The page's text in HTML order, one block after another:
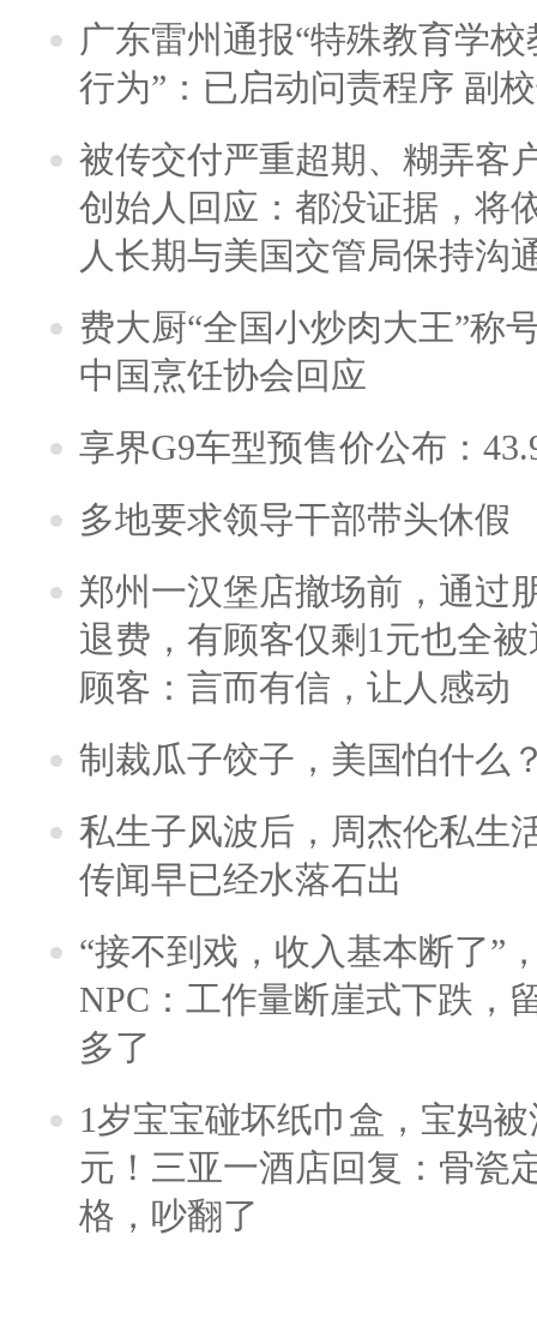
广东雷州通报“特殊教育学
行为”：已启动问责程序 副
被传交付严重超期、糊弄客
创始人回应：都没证据，将
人长期与美国交管局保持沟
费大厨“全国小炒肉大王”称
中国烹饪协会回应
享界G9车型预售价公布：
多地要求领导干部带头休假
郑州一汉堡店撤场前，通过
退费，有顾客仅剩1元也全
顾客：言而有信，让人感动
制裁瓜子饺子，美国怕什么
私生子风波后，周杰伦私生
传闻早已经水落石出
“接不到戏，收入基本断了”
NPC：工作量断崖式下跌，
多了
1岁宝宝碰坏纸巾盒，宝妈
元！三亚一酒店回复：骨瓷
格，吵翻了